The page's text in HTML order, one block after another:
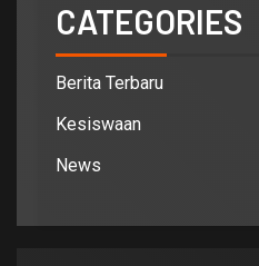
CATEGORIES
Berita Terbaru
Kesiswaan
News